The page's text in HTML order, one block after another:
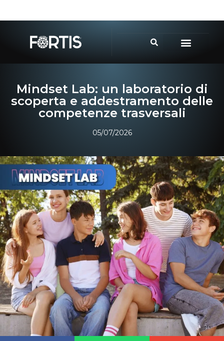
Mindset Lab: un laboratorio di
scoperta e addestramento delle
competenze trasversali
05/07/2026